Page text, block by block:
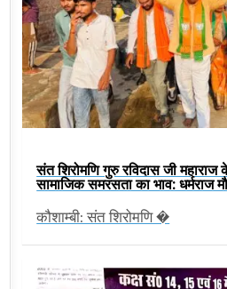
संत शिरोमणि गुरु रविदास जी महाराज
सामाजिक समरसता का भाव: धर्मराज
कौशाम्बी: संत शिरोमणि �